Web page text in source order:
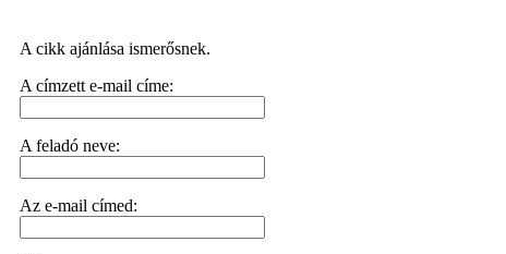
A cikk ajánlása ismerősnek.
A címzett e-mail címe:
A feladó neve:
Az e-mail címed: